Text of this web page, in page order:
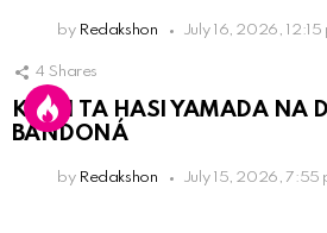
by Redakshon July 16, 2026, 12:15
4 Shares
KPCN TA HASI YAMADA NA
BANDONÁ
by Redakshon July 15, 2026, 7:55